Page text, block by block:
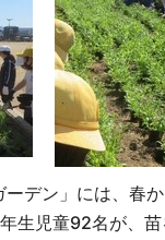
デン」には、春
生児童92名が、